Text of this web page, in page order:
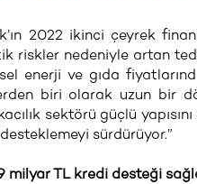
2022 ikinci çeyrek
riskler nedeniyle artan
enerji ve gıda
biri olarak uzun bir
sektörü güçlü
sürdürüyor.”
milyar TL kredi desteği